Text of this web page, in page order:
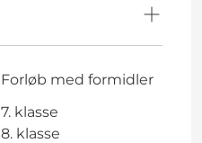
Forløb med formidler
7. klasse
8. klasse